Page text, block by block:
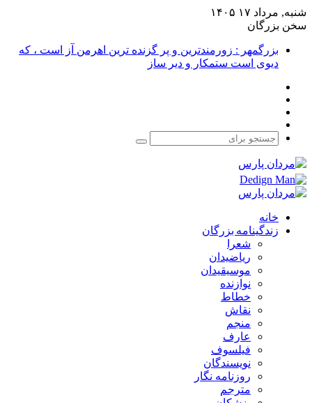
شنبه, مرداد ۱۷ ۱۴۰۵
سخن بزرگان
بزرگمهر : زورمندترین و پر گزنده ترین اهرمن آز است ، که
دیوی است ستمکار و دیر ساز
جستجو
خانه
زندگینامه بزرگان
شعرا
ریاضیدان
موسیقیدان
نوازنده
خطاط
نقاش
منجم
عارف
فیلسوف
نویسندگان
روزنامه نگار
مترجم